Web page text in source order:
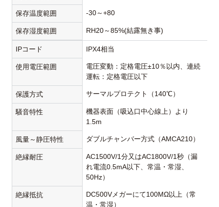
保存温度範囲 -30～+80
保存湿度範囲 RH20～85%(結露無き事)
IPコード IPX4相当
使用電圧範囲
電圧変動：定格電圧±10％以内、連続
運転：定格電圧以下
保護方式 サーマルプロテクト（140℃）
騒音特性
機器表面（吸込口中心線上）より
1.5m
風量～静圧特性 ダブルチャンバー方式（AMCA210）
絶縁耐圧
AC1500V/1分又はAC1800V/1秒（漏
れ電流0.5mA以下、常温・常湿、
50Hz）
絶縁抵抗
DC500Vメガーにて100MΩ以上（常
温・常湿）